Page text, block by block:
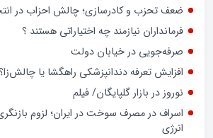
ضعف تحزب و کادرسازی؛ چالش احزاب در
فرمانداران نیازمند چه اختیاراتی هستند ؟
صرفه‌جویی در خیابان دولت
افزایش تعرفه دندانپزشکی راهگشا یا
نوروز در بازار گلپایگان/ فیلم
اسراف در مصرف سوخت در ایران؛ لزوم
انرژی